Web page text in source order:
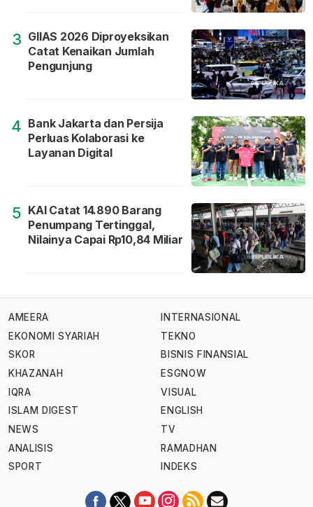
3 GIIAS 2026 Diproyeksikan
Catat Kenaikan Jumlah
Pengunjung
4 Bank Jakarta dan Persija
Perluas Kolaborasi ke
Layanan Digital
5 KAI Catat 14.890 Barang
Penumpang Tertinggal,
Nilainya Capai Rp10,84 Miliar
AMEERA
EKONOMI SYARIAH
SKOR
KHAZANAH
IQRA
ISLAM DIGEST
NEWS
ANALISIS
SPORT
INTERNASIONAL
TEKNO
BISNIS FINANSIAL
ESGNOW
VISUAL
ENGLISH
TV
RAMADHAN
INDEKS